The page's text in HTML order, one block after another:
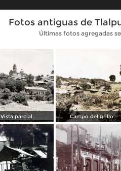
Fotos antiguas de
Últimas fotos agregadas
Vista parcial. Campo del grillo.